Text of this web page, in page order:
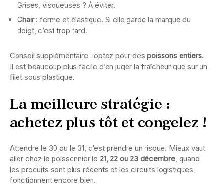
Grises, visqueuses ? À éviter.
Chair: ferme et élastique. Si elle garde la marque du
doigt, c’est trop tard.
Conseil supplémentaire : optez pour des poissons entiers.
Il est beaucoup plus facile d’en juger la fraîcheur que sur un
filet sous plastique.
La meilleure stratégie :
achetez plus tôt et congelez !
Attendre le 30 ou le 31, c’est prendre un risque. Mieux vaut
aller chez le poissonnier le 21, 22 ou 23 décembre , quand
les produits sont plus récents et les circuits logistiques
fonctionnent encore bien.